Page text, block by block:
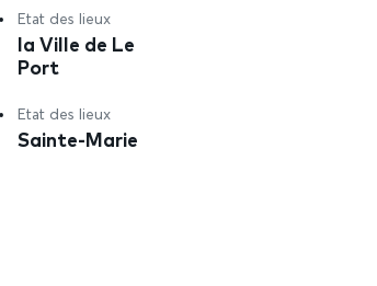
Etat des lieux
la Ville de Le
Port
Etat des lieux
Sainte-Marie